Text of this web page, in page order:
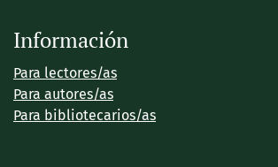
Información
Para lectores/as
Para autores/as
Para bibliotecarios/as